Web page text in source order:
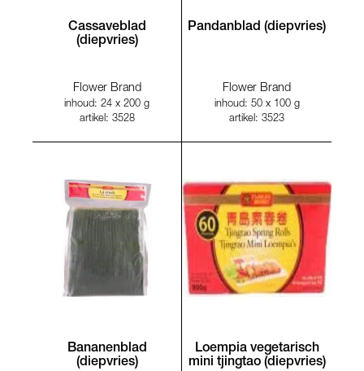
Cassaveblad
(diepvries)
Flower Brand
inhoud: 24 x 200 g
artikel: 3528
Pandanblad (diepvries)
Flower Brand
inhoud: 50 x 100 g
artikel: 3523
Bananenblad
(diepvries)
Loempia vegetarisch
mini tjingtao (diepvries)